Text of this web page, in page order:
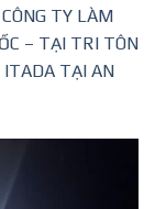
TY LÀM
– TẠI TRI TÔN
ITADA TẠI AN